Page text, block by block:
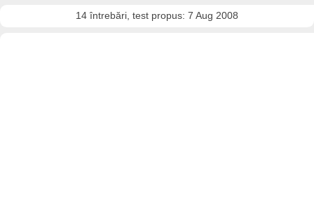
14 întrebări, test propus: 7 Aug 2008